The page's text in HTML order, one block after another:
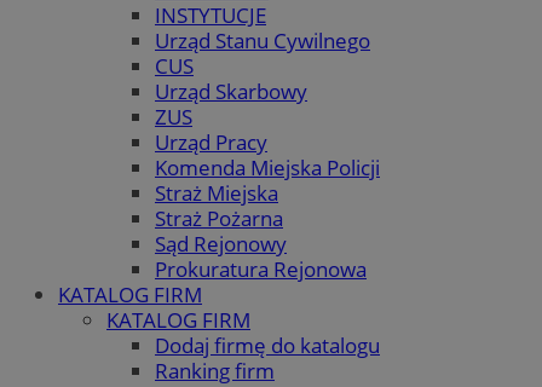
INSTYTUCJE
Urząd Stanu Cywilnego
CUS
Urząd Skarbowy
ZUS
Urząd Pracy
Komenda Miejska Policji
Straż Miejska
Straż Pożarna
Sąd Rejonowy
Prokuratura Rejonowa
KATALOG FIRM
KATALOG FIRM
Dodaj firmę do katalogu
Ranking firm